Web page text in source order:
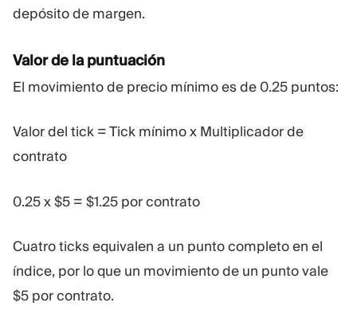
depósito de margen.
Valor de la puntuación
El movimiento de precio mínimo es de 0.25 puntos:
Valor del tick = Tick mínimo x Multiplicador de
contrato
0.25 x $5 = $1.25 por contrato
Cuatro ticks equivalen a un punto completo en el
índice, por lo que un movimiento de un punto vale
$5 por contrato.